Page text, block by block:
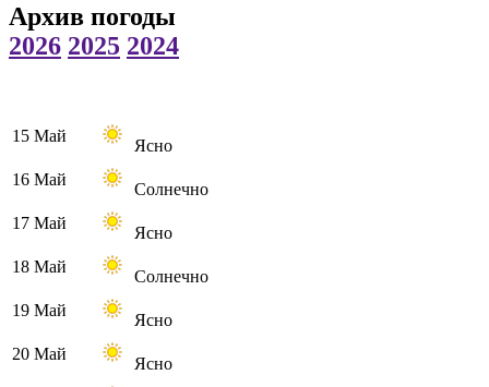
Архив погоды
2026 2025 2024
15 Май
Ясно
16 Май
Солнечно
17 Май
Ясно
18 Май
Солнечно
19 Май
Ясно
20 Май
Ясно